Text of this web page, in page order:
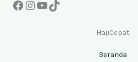
HajiCepat
Beranda